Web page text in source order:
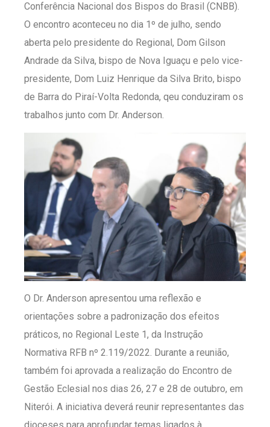
Conferência Nacional dos Bispos do Brasil (CNBB).
O encontro aconteceu no dia 1º de julho, sendo
aberta pelo presidente do Regional, Dom Gilson
Andrade da Silva, bispo de Nova Iguaçu e pelo vice-
presidente, Dom Luiz Henrique da Silva Brito, bispo
de Barra do Piraí-Volta Redonda, qeu conduziram os
trabalhos junto com Dr. Anderson.
O Dr. Anderson apresentou uma reflexão e
orientações sobre a padronização dos efeitos
práticos, no Regional Leste 1, da Instrução
Normativa RFB nº 2.119/2022. Durante a reunião,
também foi aprovada a realização do Encontro de
Gestão Eclesial nos dias 26, 27 e 28 de outubro, em
Niterói. A iniciativa deverá reunir representantes das